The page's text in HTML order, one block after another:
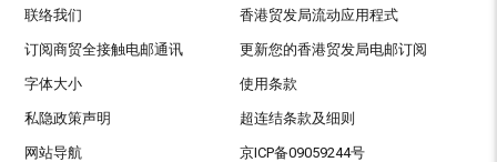
联络我们 香港贸发局流动应用程式
订阅商贸全接触电邮通讯 更新您的香港贸发局电邮订阅
字体大小 使用条款
私隐政策声明 超连结条款及细则
网站导航 京ICP备09059244号